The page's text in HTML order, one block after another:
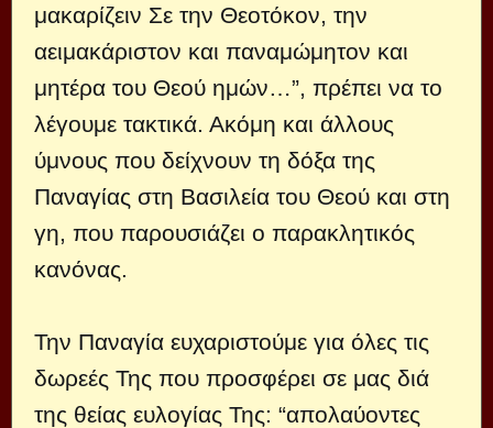
μακαρίζειν Σε την Θεοτόκον, την
αειμακάριστον και παναμώμητον και
μητέρα του Θεού ημών…”, πρέπει να το
λέγουμε τακτικά. Ακόμη και άλλους
ύμνους που δείχνουν τη δόξα της
Παναγίας στη Βασιλεία του Θεού και στη
γη, που παρουσιάζει ο παρακλητικός
κανόνας.
Την Παναγία ευχαριστούμε για όλες τις
δωρεές Της που προσφέρει σε μας διά
της θείας ευλογίας Της: “απολαύοντες